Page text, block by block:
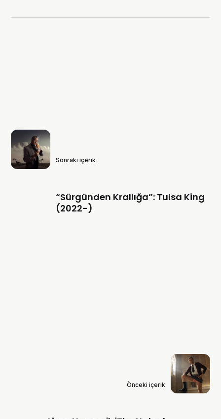
Sonraki içerik
“Sürgünden Krallığa”: Tulsa King
(2022-)
Önceki içerik